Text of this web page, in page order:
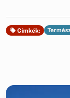
Címkék: